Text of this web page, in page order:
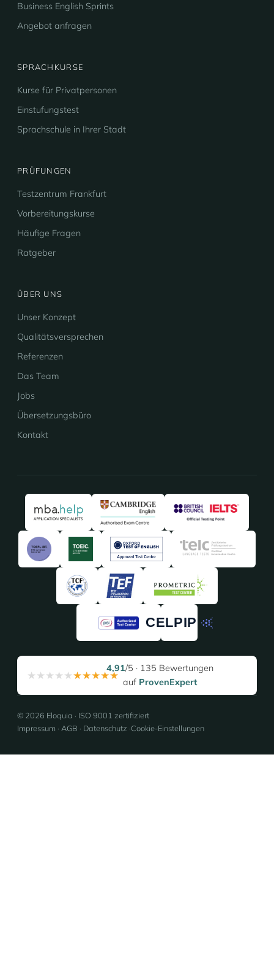
Business English Sprints
Angebot anfragen
SPRACHKURSE
Kurse für Privatpersonen
Einstufungstest
Sprachschule in Ihrer Stadt
PRÜFUNGEN
Testzentrum Frankfurt
Vorbereitungskurse
Häufige Fragen
Ratgeber
ÜBER UNS
Unser Konzept
Qualitätsversprechen
Referenzen
Das Team
Jobs
Übersetzungsbüro
Kontakt
★★★★★★★★★★
4,91/5 · 135 Bewertungen
auf ProvenExpert
© 2026 Eloquia · ISO 9001 zertifiziert
Impressum · AGB · Datenschutz ·Cookie-Einstellungen